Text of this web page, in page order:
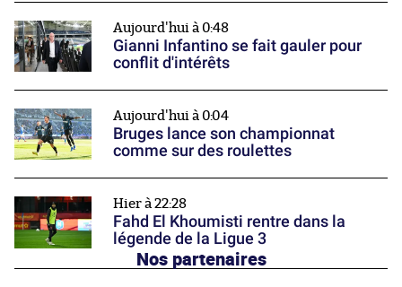
Aujourd'hui à 0:48
Gianni Infantino se fait gauler pour
conflit d'intérêts
Aujourd'hui à 0:04
Bruges lance son championnat
comme sur des roulettes
Hier à 22:28
Fahd El Khoumisti rentre dans la
légende de la Ligue 3
Nos partenaires